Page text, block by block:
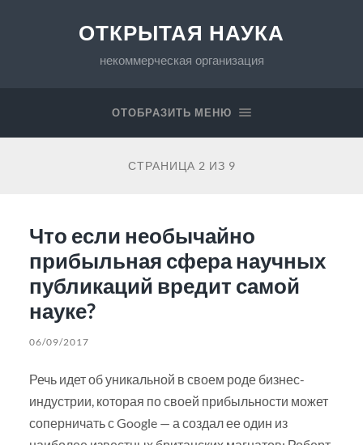
ОТКРЫТАЯ НАУКА
некоммерческая организация
ОТОБРАЗИТЬ МЕНЮ
СТРАНИЦА 2 ИЗ 9
Что если необычайно
прибыльная сфера научных
публикаций вредит самой
науке?
06/09/2017
Речь идет об уникальной в своем роде бизнес-
индустрии, которая по своей прибыльности может
соперничать с Google — а создал ее один из